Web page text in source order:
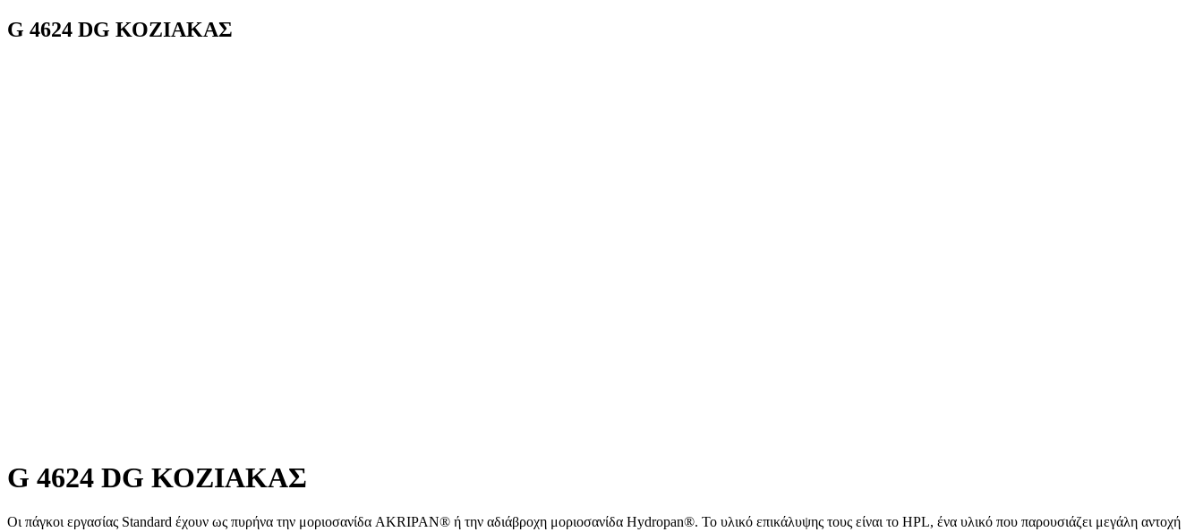
G 4624 DG ΚΟΖΙΑΚΑΣ
G 4624 DG ΚΟΖΙΑΚΑΣ
Οι πάγκοι εργασίας Standard έχουν ως πυρήνα την μοριοσανίδα AKRIPAN® ή την αδιάβροχη μοριοσανίδα Hydropan®. Το υλικό επικάλυψης τους είναι το HPL, ένα υλικό που παρουσιάζει μεγάλη αντοχή